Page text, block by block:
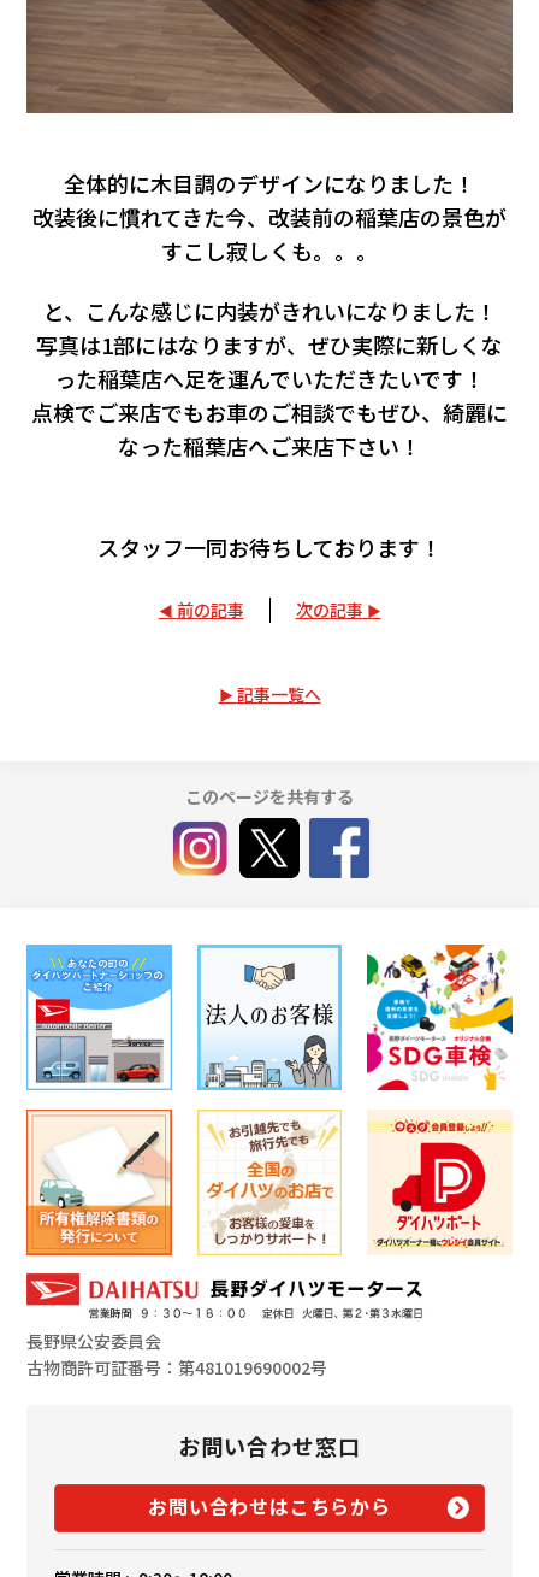
全体的に木目調のデザインになりました！
改装後に慣れてきた今、改装前の稲葉店の景色が
すこし寂しくも。。。
と、こんな感じに内装がきれいになりました！
写真は1部にはなりますが、ぜひ実際に新しくな
った稲葉店へ足を運んでいただきたいです！
点検でご来店でもお車のご相談でもぜひ、綺麗に
なった稲葉店へご来店下さい！
スタッフ一同お待ちしております！
前の記事 次の記事
記事一覧へ
このページを共有する
長野県公安委員会
古物商許可証番号：第481019690002号
お問い合わせ窓口
お問い合わせはこちらから